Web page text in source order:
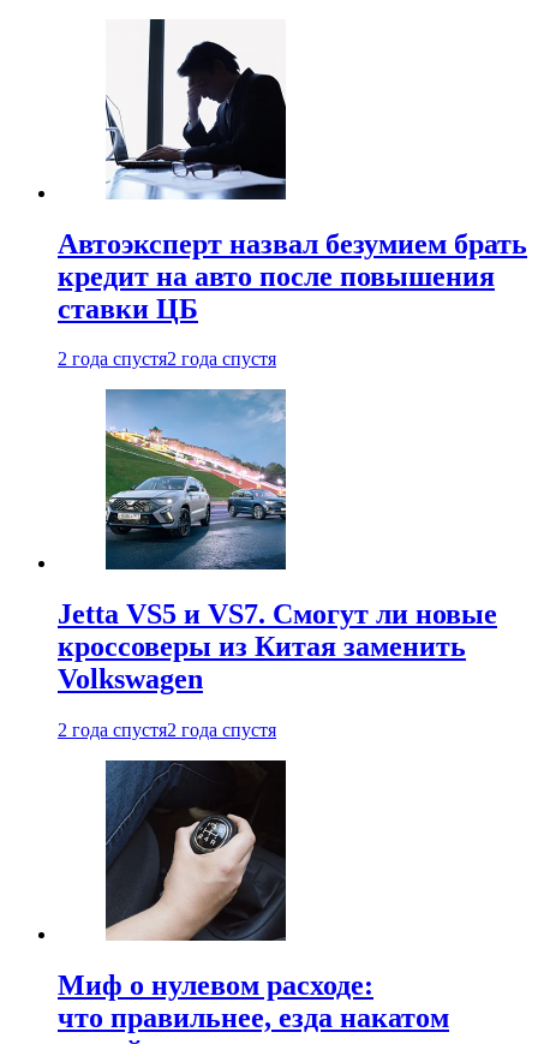
Автоэксперт назвал безумием брать
кредит на авто после повышения
ставки ЦБ
2 года спустя2 года спустя
Jetta VS5 и VS7. Смогут ли новые
кроссоверы из Китая заменить
Volkswagen
2 года спустя2 года спустя
Миф о нулевом расходе:
что правильнее, езда накатом